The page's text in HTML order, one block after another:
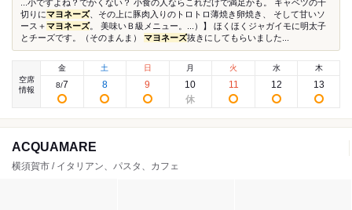
...小ですよね？でかくない？ 小食の人ならこれだけで満足かも。 キャベツの千
切りにマヨネーズ、その上に豚肉入りのトロトロ薄焼き卵焼き、 そして甘いソ
ース＋マヨネーズ。 美味いＢ級メニュー。...）】 ほくほくジャガイモに明太子
とチーズです。（そのまんま） マヨネーズ抜きにしてもらいました...
空席
情報
金
8/7
土
8
日
9
月
10
火
11
水
12
木
13
ACQUAMARE
横須賀市 / イタリアン、パスタ、カフェ